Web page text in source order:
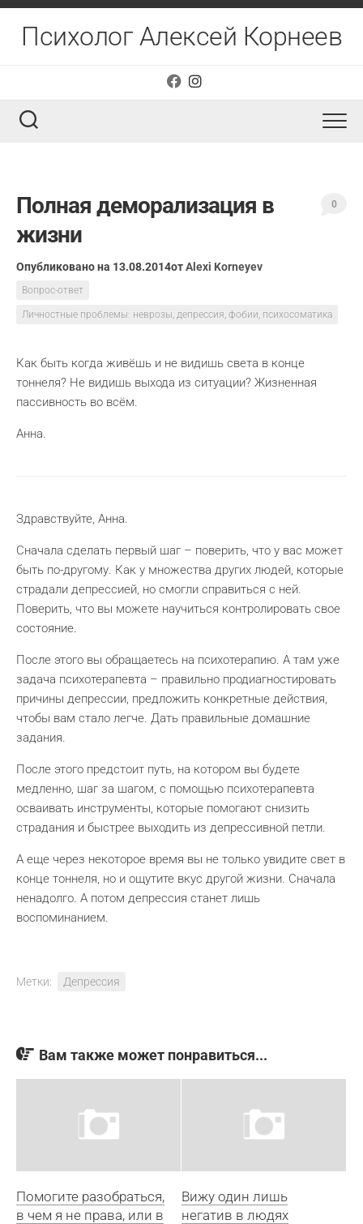
Перейти
содержанию
Психолог Алексей Корнеев
Полная деморализация в
жизни
Опубликовано на 13.08.2014отAlexi Korneyev
Вопрос-ответ
Личностные проблемы: неврозы, депрессия, фобии, психосоматика
0
Как быть когда живёшь и не видишь света в конце
тоннеля? Не видишь выхода из ситуации? Жизненная
пассивность во всём.
Анна.
Здравствуйте, Анна.
Сначала сделать первый шаг – поверить, что у вас может
быть по-другому. Как у множества других людей, которые
страдали депрессией, но смогли справиться с ней.
Поверить, что вы можете научиться контролировать свое
состояние.
После этого вы обращаетесь на психотерапию. А там уже
задача психотерапевта – правильно продиагностировать
причины депрессии, предложить конкретные действия,
чтобы вам стало легче. Дать правильные домашние
задания.
После этого предстоит путь, на котором вы будете
медленно, шаг за шагом, с помощью психотерапевта
осваивать инструменты, которые помогают снизить
страдания и быстрее выходить из депрессивной петли.
А еще через некоторое время вы не только увидите свет в
конце тоннеля, но и ощутите вкус другой жизни. Сначала
ненадолго. А потом депрессия станет лишь
воспоминанием.
Метки: Депрессия
Вам также может понравиться...
Помогите разобраться,
в чем я не права, или в
Вижу один лишь
негатив в людях